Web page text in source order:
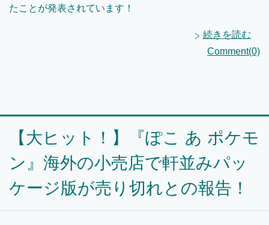
たことが発表されています！
続きを読む
Comment(0)
【大ヒット！】『ぽこ あ ポケモ
ン』海外の小売店で軒並みパッ
ケージ版が売り切れとの報告！